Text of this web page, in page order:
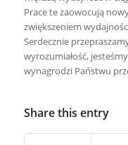
Prace te zaowocują
zwiększeniem
Serdecznie
wyrozumiałość,
wynagrodzi Państwu
Share this entry